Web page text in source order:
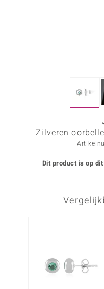
Zilveren
Dit product is op